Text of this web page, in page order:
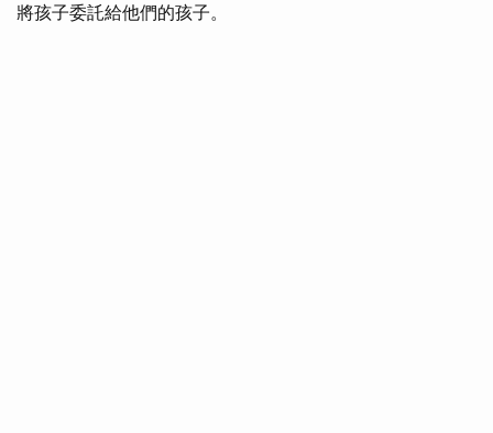
將孩子委託給他們的孩子。